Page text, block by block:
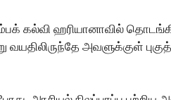
கல்வி ஹரியானாவில்
வயதிலிருந்தே அவளுக்குள்